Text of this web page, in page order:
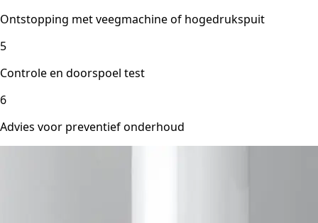
Ontstopping met veegmachine of hogedrukspuit
5
Controle en doorspoel test
6
Advies voor preventief onderhoud